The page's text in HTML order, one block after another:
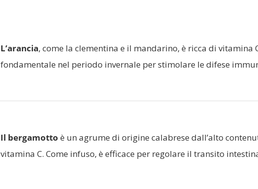
L’arancia, come la clementina e il mandarino, è ricca di vitamina
fondamentale nel periodo invernale per stimolare le difese
Il bergamotto è un agrume di origine calabrese dall’alto
vitamina C. Come infuso, è efficace per regolare il transito